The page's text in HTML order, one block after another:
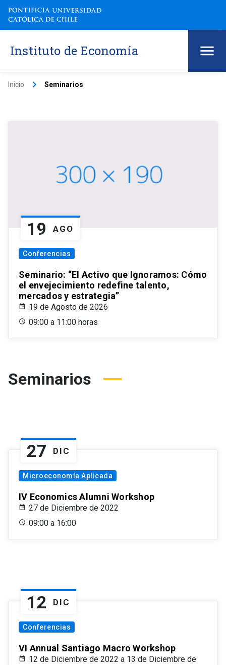
Instituto de Economía
Inicio keyboard_arrow_right Seminarios
19 AGO
Conferencias
Seminario: “El Activo que Ignoramos: Cómo
el envejecimiento redefine talento,
mercados y estrategia”
19 de Agosto de 2026
09:00 a 11:00 horas
Seminarios
27 DIC
Microeconomía Aplicada
IV Economics Alumni Workshop
27 de Diciembre de 2022
09:00 a 16:00
12 DIC
Conferencias
VI Annual Santiago Macro Workshop
12 de Diciembre de 2022 a 13 de Diciembre de